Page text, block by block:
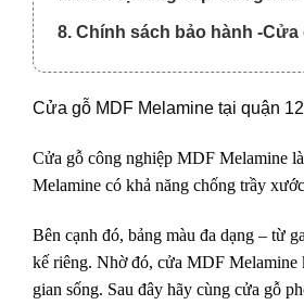
8. Chính sách bảo hành -Cửa
Cửa gỗ MDF Melamine tại quận 12
Cửa gỗ công nghiệp MDF Melamine
Melamine có khả năng chống trầy
Bên cạnh đó, bảng màu đa dạng – từ
kế riêng. Nhờ đó, cửa MDF Melamine
gian sống. Sau đây hãy cùng cửa gỗ